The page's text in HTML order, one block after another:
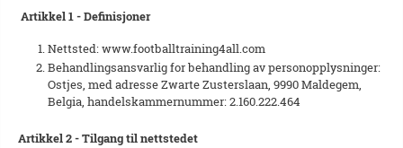
Artikkel 1 - Definisjoner
Nettsted: www.footballtraining4all.com
Behandlingsansvarlig for behandling av personopplysninger:
Ostjes, med adresse Zwarte Zusterslaan, 9990 Maldegem,
Belgia, handelskammernummer: 2.160.222.464
Artikkel 2 - Tilgang til nettstedet